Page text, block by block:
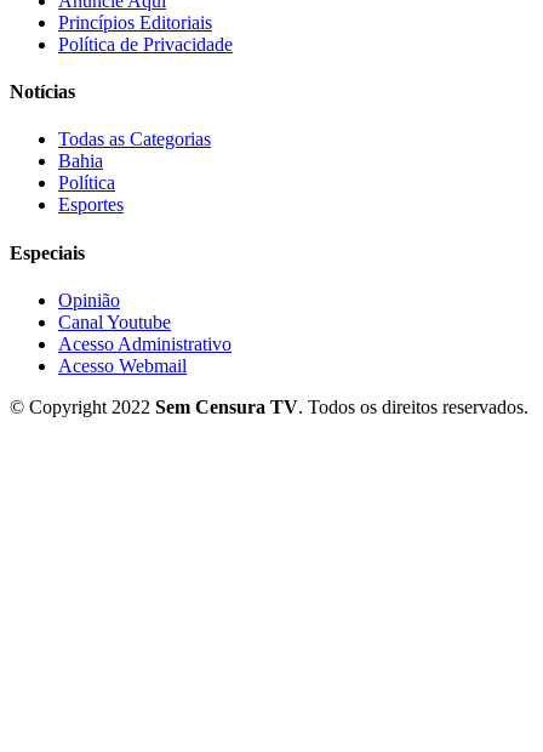
Princípios Editoriais
Política de Privacidade
Notícias
Todas as Categorias
Bahia
Política
Esportes
Especiais
Opinião
Canal Youtube
Acesso Administrativo
Acesso Webmail
© Copyright 2022 Sem Censura TV. Todos os direitos reservados.